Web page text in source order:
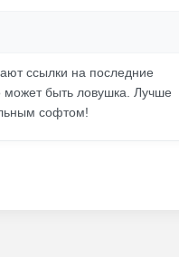
ссылки на последние
может быть ловушка. Лучше
софтом!